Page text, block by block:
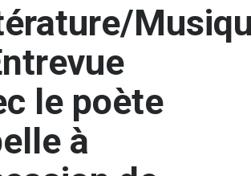
le poète
à